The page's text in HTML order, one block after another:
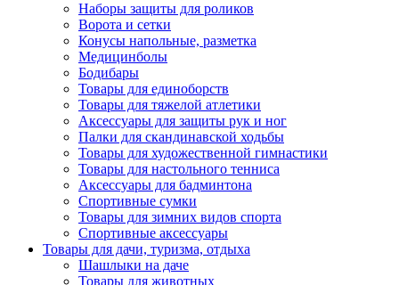
Наборы защиты для роликов
Ворота и сетки
Конусы напольные, разметка
Медицинболы
Бодибары
Товары для единоборств
Товары для тяжелой атлетики
Аксессуары для защиты рук и ног
Палки для скандинавской ходьбы
Товары для художественной гимнастики
Товары для настольного тенниса
Аксессуары для бадминтона
Спортивные сумки
Товары для зимних видов спорта
Спортивные аксессуары
Товары для дачи, туризма, отдыха
Шашлыки на даче
Товары для животных